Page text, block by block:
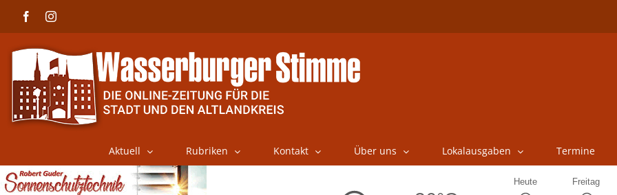
FacebookInstagram
Aktuell Rubriken Kontakt Über uns Lokalausgaben Termine